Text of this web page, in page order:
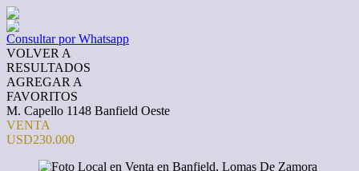
Consultar por Whatsapp
VOLVER A
RESULTADOS
AGREGAR A
FAVORITOS
M. Capello 1148 Banfield Oeste
VENTA
USD230.000